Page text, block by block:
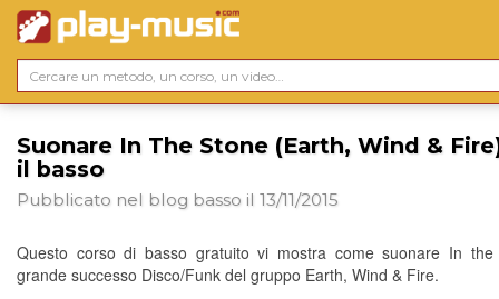
Suonare In The Stone (Earth, Wind &
il basso
Pubblicato nel blog basso il 13/11/2015
Questo corso di basso gratuito vi mostra come suonare In
grande successo Disco/Funk del gruppo Earth, Wind & Fire.